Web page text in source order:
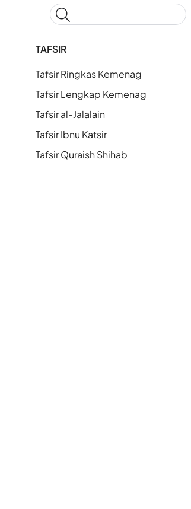
TAFSIR
Tafsir Ringkas Kemenag
Tafsir Lengkap Kemenag
Tafsir al-Jalalain
Tafsir Ibnu Katsir
Tafsir Quraish Shihab